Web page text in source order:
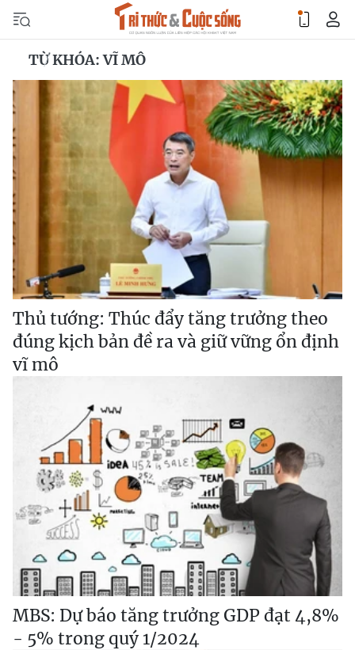
TỪ KHÓA: VĨ MÔ
Thủ tướng: Thúc đẩy tăng trưởng theo
đúng kịch bản đề ra và giữ vững ổn định
vĩ mô
MBS: Dự báo tăng trưởng GDP đạt 4,8%
- 5% trong quý 1/2024